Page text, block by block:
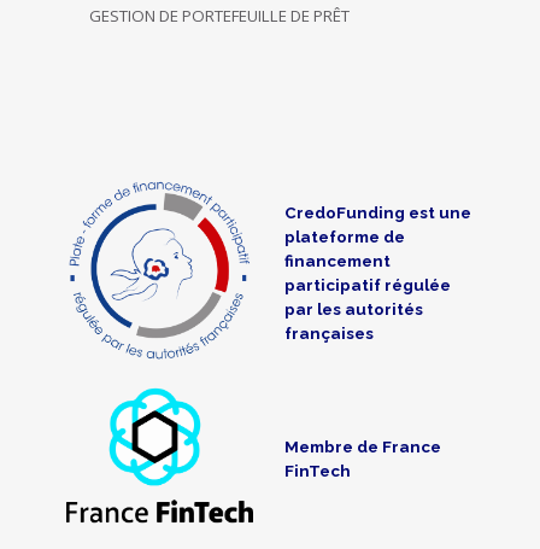
GESTION DE PORTEFEUILLE DE PRÊT
CredoFunding est une
plateforme de
financement
participatif régulée
par les autorités
françaises
Membre de France
FinTech